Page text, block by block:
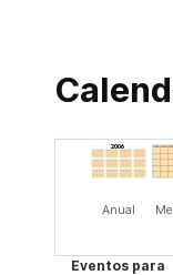
Anual
Eventos para